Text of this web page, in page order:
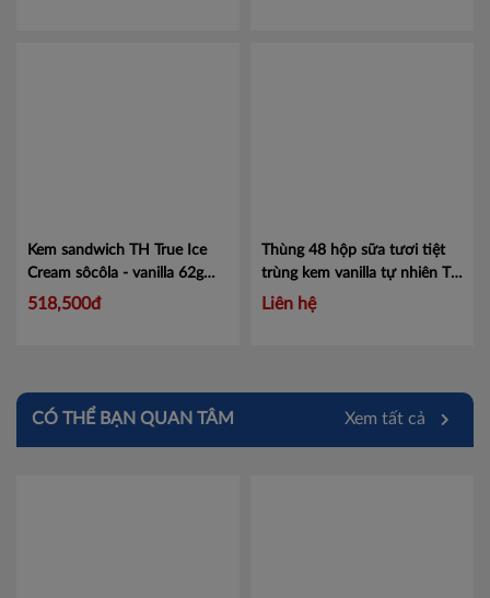
Kem sandwich TH True Ice
Cream sôcôla - vanilla 62g
Mã 456043028
518,500đ
Thùng 48 hộp sữa tươi tiệt
trùng kem vanilla tự nhiên TH
True MILK Top Kid Organic
Liên hệ
CÓ THỂ BẠN QUAN TÂM Xem tất cả